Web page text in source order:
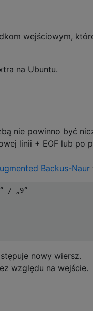
wejściowym,
na Ubuntu.
nie powinno być
linii + EOF lub po
Backus-Naur
/ „9”
nowy wiersz.
względu na wejście.